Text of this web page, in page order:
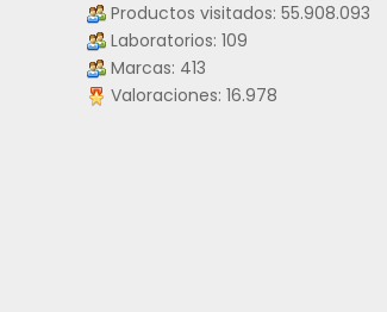
Productos visitados: 55.908.093
Laboratorios: 109
Marcas: 413
Valoraciones: 16.978